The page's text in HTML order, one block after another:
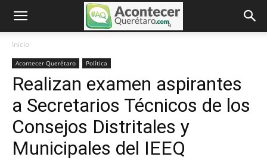
Inicio
Acontecer Querétaro Política
Realizan examen aspirantes
a Secretarios Técnicos de los
Consejos Distritales y
Municipales del IEEQ